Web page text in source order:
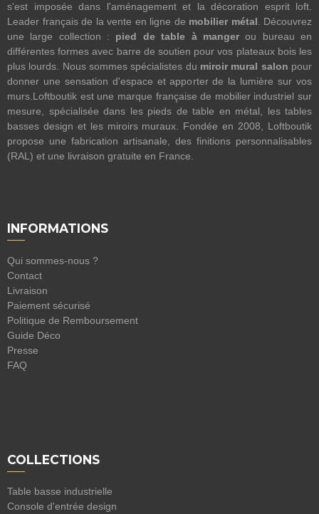
s'est imposée dans l'aménagement et la décoration esprit loft.
Leader français de la vente en ligne de mobilier métal . Découvrez
une large collection : pied de table à mangerou bureau en
différentes formes avec barre de soutien pour vos plateaux bois les
plus lourds. Nous sommes spécialistes du miroir mural salon pour
donner une sensation d'espace et apporter de la lumière sur vos
murs.Loftboutik est une marque française de mobilier industriel sur
mesure, spécialisée dans les pieds de table en métal, les tables
basses design et les miroirs muraux. Fondée en 2008, Loftboutik
propose une fabrication artisanale, des finitions personnalisables
(RAL) et une livraison gratuite en France.
INFORMATIONS
Qui sommes-nous ?
Contact
Livraison
Paiement sécurisé
Politique de Remboursement
Guide Déco
Presse
FAQ
COLLECTIONS
Table basse industrielle
Console d'entrée design